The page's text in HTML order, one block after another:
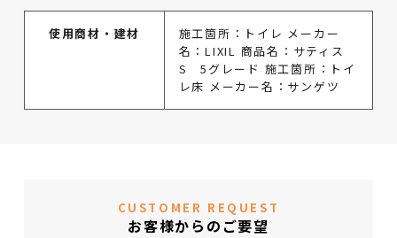
使用商材・建材
施工箇所：トイレ メーカー
名：LIXIL 商品名：サティス
S 5グレード 施工箇所：トイ
レ床 メーカー名：サンゲツ
CUSTOMER REQUEST
お客様からのご要望